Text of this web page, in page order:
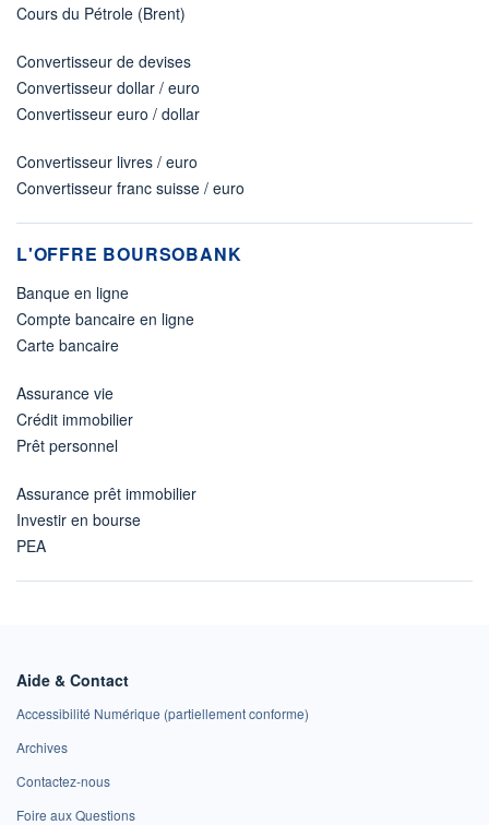
Cours du Pétrole (Brent)
Convertisseur de devises
Convertisseur dollar / euro
Convertisseur euro / dollar
Convertisseur livres / euro
Convertisseur franc suisse / euro
L'OFFRE BOURSOBANK
Banque en ligne
Compte bancaire en ligne
Carte bancaire
Assurance vie
Crédit immobilier
Prêt personnel
Assurance prêt immobilier
Investir en bourse
PEA
Aide & Contact
Accessibilité Numérique (partiellement conforme)
Archives
Contactez-nous
Foire aux Questions